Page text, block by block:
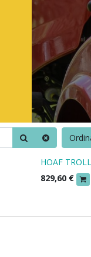
HOAF
829,60 €